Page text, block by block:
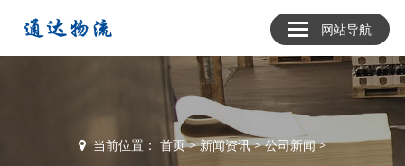
网站导航
当前位置： 首页>新闻资讯>公司新闻>